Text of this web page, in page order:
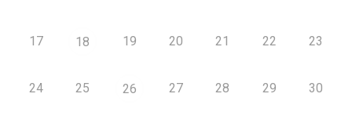
17 18 19 20 21 22 23
24 25 26 27 28 29 30